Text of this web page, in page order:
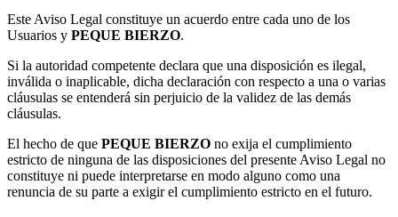
Este Aviso Legal constituye un acuerdo entre cada uno de los
Usuarios y PEQUE BIERZO.
Si la autoridad competente declara que una disposición es ilegal,
inválida o inaplicable, dicha declaración con respecto a una o varias
cláusulas se entenderá sin perjuicio de la validez de las demás
cláusulas.
El hecho de que PEQUE BIERZO no exija el cumplimiento
estricto de ninguna de las disposiciones del presente Aviso Legal no
constituye ni puede interpretarse en modo alguno como una
renuncia de su parte a exigir el cumplimiento estricto en el futuro.